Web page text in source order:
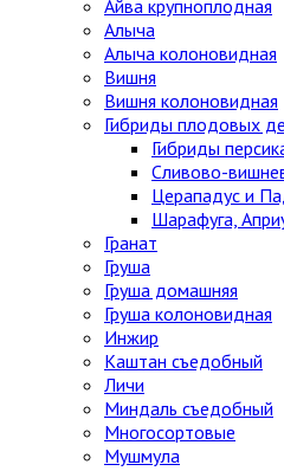
Айва крупноплодная
Алыча
Алыча колоновидная
Вишня
Вишня колоновидная
Гибриды плодовых
Гибриды
Сливово-
Церападус и
Шарафуга,
Гранат
Груша
Груша домашняя
Груша колоновидная
Инжир
Каштан съедобный
Личи
Миндаль съедобный
Многосортовые
Мушмула